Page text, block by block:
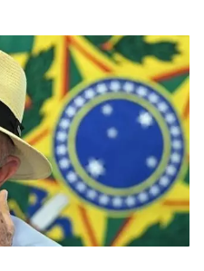
sistemas fotovoltaicos